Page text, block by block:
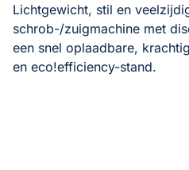
Leguan
Elektrische Schaarliften
Avant Knikladers
Avant Knikladers
Kärcher Reinigingsmachines
Lichtgewicht, stil en
schrob-/zuigmachine met
een snel oplaadbare,
en eco!efficiency-stand.